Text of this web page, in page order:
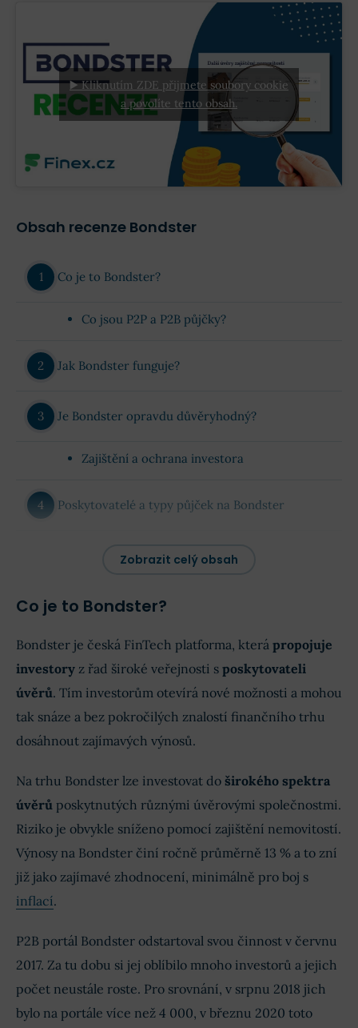
▶️ Kliknutím ZDE přijmete soubory cookie
a povolíte tento obsah.
Obsah recenze Bondster
Co je to Bondster?
Co jsou P2P a P2B půjčky?
Jak Bondster funguje?
Je Bondster opravdu důvěryhodný?
Zajištění a ochrana investora
Poskytovatelé a typy půjček na Bondster
Jak vybrat vhodnou investici?
Budou vaše finance u Bondster v bezpečí?
s investováním na Bondster?
Co na Bondster říkají investoři?
Bondster a licence ČNB
dosáhnout?
Jak se registrovat na Bondster?
Jak fungují strategie na Bondster?
Výhody a nevýhody investování přes Bondster
Zobrazit celý obsah
Co je to Bondster?
Bondster je česká FinTech platforma, která propojuje
investory z řad široké veřejnosti s poskytovateli
úvěrů. Tím investorům otevírá nové možnosti a mohou
tak snáze a bez pokročilých znalostí finančního trhu
dosáhnout zajímavých výnosů.
Na trhu Bondster lze investovat do širokého spektra
úvěrů poskytnutých různými úvěrovými společnostmi.
Riziko je obvykle sníženo pomocí zajištění nemovitostí.
Výnosy na Bondster činí ročně průměrně 13 % a to zní
již jako zajímavé zhodnocení, minimálně pro boj s
inflací.
P2B portál Bondster odstartoval svou činnost v červnu
2017. Za tu dobu si jej oblíbilo mnoho investorů a jejich
počet neustále roste. Pro srovnání, v srpnu 2018 jich
bylo na portále více než 4 000, v březnu 2020 toto